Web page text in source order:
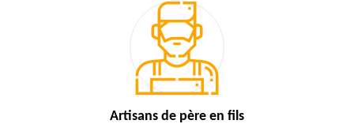
Artisans de père en fils